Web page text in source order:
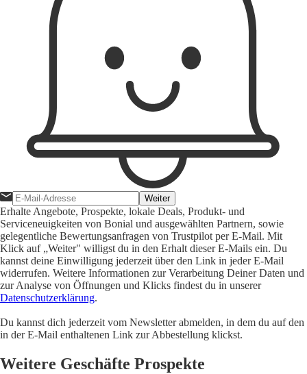
Weiter
Erhalte Angebote, Prospekte, lokale Deals, Produkt- und
Serviceneuigkeiten von Bonial und ausgewählten Partnern, sowie
gelegentliche Bewertungsanfragen von Trustpilot per E-Mail. Mit
Klick auf „Weiter" willigst du in den Erhalt dieser E-Mails ein. Du
kannst deine Einwilligung jederzeit über den Link in jeder E-Mail
widerrufen. Weitere Informationen zur Verarbeitung Deiner Daten und
zur Analyse von Öffnungen und Klicks findest du in unserer
Datenschutzerklärung.
Du kannst dich jederzeit vom Newsletter abmelden, in dem du auf den
in der E-Mail enthaltenen Link zur Abbestellung klickst.
Weitere Geschäfte Prospekte